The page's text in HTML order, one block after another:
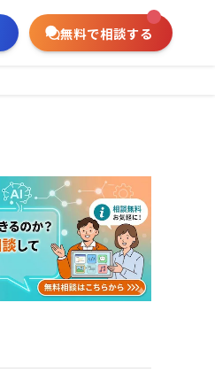
無料で相談する